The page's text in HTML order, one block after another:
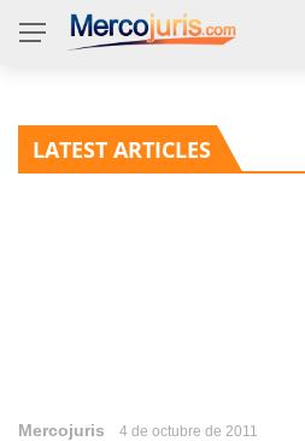
LATEST ARTICLES
Mercojuris 4 de octubre de 2011